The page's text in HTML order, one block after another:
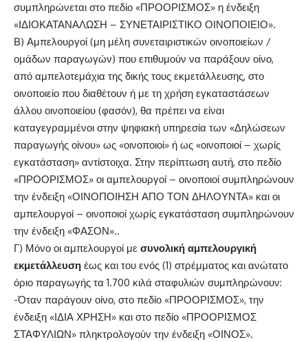
συμπληρώνεται στο πεδίο «ΠΡΟΟΡΙΣΜΟΣ» η ένδειξη
«ΙΔΙΟΚΑΤΑΝΑΛΩΣΗ – ΣΥΝΕΤΑΙΡΙΣΤΙΚΟ ΟΙΝΟΠΟΙΕΙΟ».
Β) Αμπελουργοί (μη μέλη συνεταιριστικών οινοποιείων /
ομάδων παραγωγών) που επιθυμούν να παράξουν οίνο,
από αμπελοτεμάχια της δικής τους εκμετάλλευσης, στο
οινοποιείο που διαθέτουν ή με τη χρήση εγκαταστάσεων
άλλου οινοποιείου (φασόν), θα πρέπει να είναι
καταγεγραμμένοι στην ψηφιακή υπηρεσία των «Δηλώσεων
παραγωγής οίνου» ως «οινοποιοί» ή ως «οινοποιοί – χωρίς
εγκατάσταση» αντίστοιχα. Στην περίπτωση αυτή, στο πεδίο
«ΠΡΟΟΡΙΣΜΟΣ» οι αμπελουργοί – οινοποιοί συμπληρώνουν
την ένδειξη «ΟΙΝΟΠΟΙΗΣΗ ΑΠΟ ΤΟΝ ΔΗΛΟΥΝΤΑ» και οι
αμπελουργοί – οινοποιοί χωρίς εγκατάσταση συμπληρώνουν
την ένδειξη «ΦΑΣΟΝ»..
Γ) Μόνο οι αμπελουργοί με συνολική αμπελουργική
εκμετάλλευση έως και του ενός (1) στρέμματος και ανώτατο
όριο παραγωγής τα 1.700 κιλά σταφυλιών συμπληρώνουν:
-Όταν παράγουν οίνο, στο πεδίο «ΠΡΟΟΡΙΣΜΟΣ», την
ένδειξη «ΙΔΙΑ ΧΡΗΣΗ» και στο πεδίο «ΠΡΟΟΡΙΣΜΟΣ
ΣΤΑΦΥΛΙΩΝ» πληκτρολογούν την ένδειξη «ΟΙΝΟΣ».